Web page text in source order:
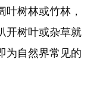
叶树林或竹林，
开树叶或杂草就
为自然界常见的